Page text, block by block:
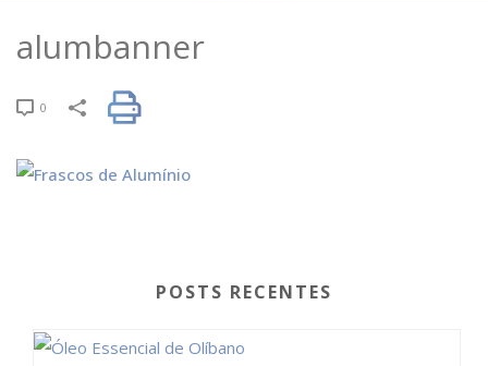
alumbanner
0
POSTS RECENTES